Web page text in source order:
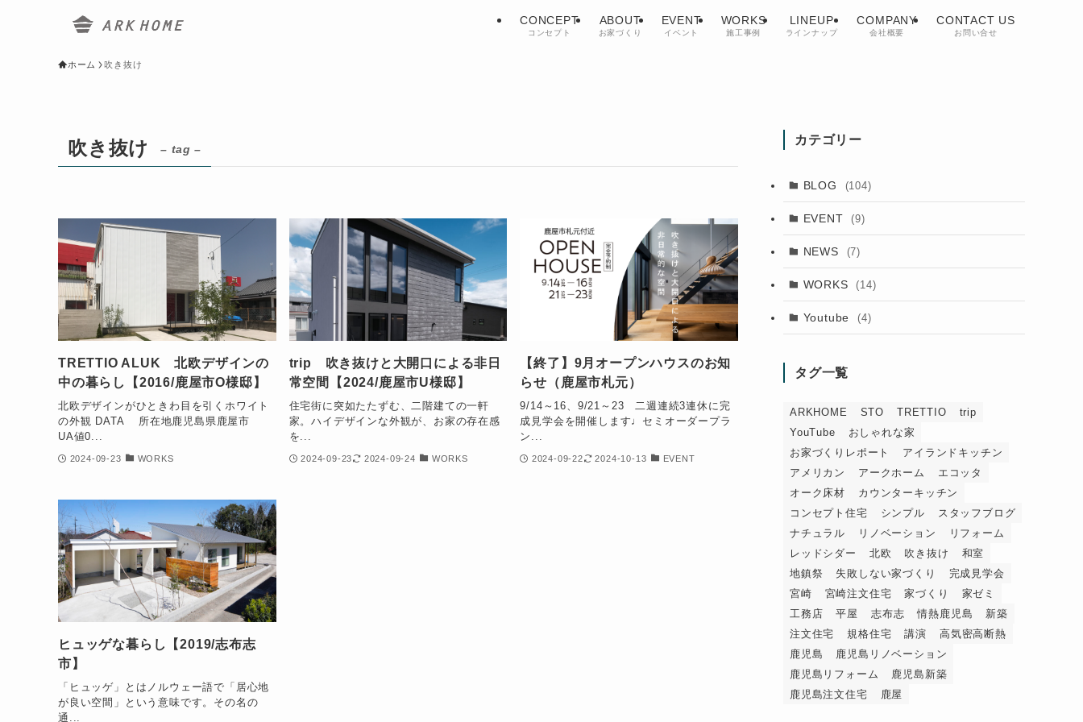
CONCEPT
コンセプト
ABOUT
お家づくり
EVENT
イベント
WORKS
施工事例
LINEUP
ラインナップ
COMPANY
会社概要
CONTACT US
お問い合せ
ホーム 吹き抜け
吹き抜け – tag –
TRETTIO ALUK 北欧デザインの
中の暮らし【2016/鹿屋市O様邸】
北欧デザインがひときわ目を引くホワイト
の外観 DATA 所在地鹿児島県鹿屋市
UA値0...
2024-09-23 WORKS
trip 吹き抜けと大開口による非日
常空間【2024/鹿屋市U様邸】
住宅街に突如たたずむ、二階建ての一軒
家。ハイデザインな外観が、お家の存在感
を...
2024-09-23 2024-09-24 WORKS
【終了】9月オープンハウスのお知
らせ（鹿屋市札元）
9/14～16、9/21～23 二週連続3連休に完
成見学会を開催します♩セミオーダープラ
ン...
2024-09-22 2024-10-13 EVENT
ヒュッゲな暮らし【2019/志布志
市】
「ヒュッゲ」とはノルウェー語で「居心地
が良い空間」という意味です。その名の
通...
カテゴリー
BLOG (104)
EVENT (9)
NEWS (7)
WORKS (14)
Youtube (4)
タグ一覧
ARKHOME STO TRETTIO
trip
YouTube
おしゃれな家
お家づくりレポート
アイランドキッチン
アメリカン
アークホーム
エコッタ
オーク床材
カウンターキッチン
コンセプト住宅
シンプル
スタッフブログ
ナチュラル
リノベーション
リフォーム
レッドシダー
北欧 吹き抜け
和室
地鎮祭
失敗しない家づくり
完成見学会
宮崎
宮崎注文住宅 家づくり
家ゼミ
工務店
平屋 志布志 情熱鹿児島
新築
注文住宅
規格住宅 講演
高気密高断熱
鹿児島
鹿児島リノベーション
鹿児島リフォーム
鹿児島新築
鹿児島注文住宅
鹿屋